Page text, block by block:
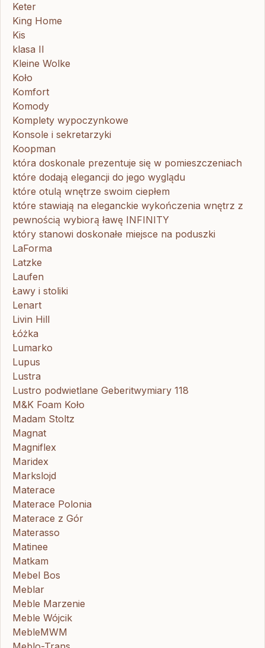
Keter
King Home
Kis
klasa II
Kleine Wolke
Koło
Komfort
Komody
Komplety wypoczynkowe
Konsole i sekretarzyki
Koopman
która doskonale prezentuje się w pomieszczeniach
które dodają elegancji do jego wyglądu
które otulą wnętrze swoim ciepłem
które stawiają na eleganckie wykończenia wnętrz z
pewnością wybiorą ławę INFINITY
który stanowi doskonałe miejsce na poduszki
LaForma
Latzke
Laufen
Ławy i stoliki
Lenart
Livin Hill
Łóżka
Lumarko
Lupus
Lustra
Lustro podwietlane Geberitwymiary 118
M&K Foam Koło
Madam Stoltz
Magnat
Magniflex
Maridex
Markslojd
Materace
Materace Polonia
Materace z Gór
Materasso
Matinee
Matkam
Mebel Bos
Meblar
Meble Marzenie
Meble Wójcik
MebleMWM